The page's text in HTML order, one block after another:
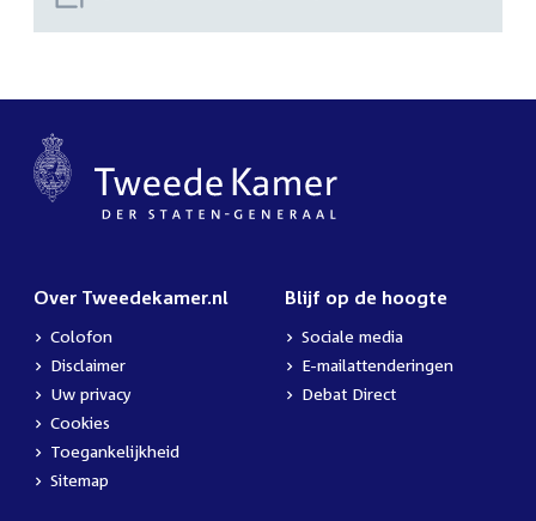
Over Tweedekamer.nl
Colofon
Disclaimer
Uw privacy
Cookies
Toegankelijkheid
Sitemap
Blijf op de hoogte
Sociale media
E-mailattenderingen
Debat Direct